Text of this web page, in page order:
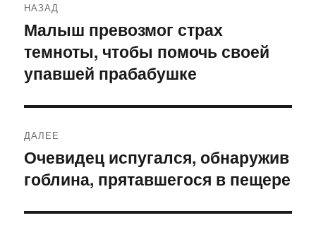
по
записям
НАЗАД
Предыдущая
запись:
Малыш превозмог страх
темноты, чтобы помочь своей
упавшей прабабушке
ДАЛЕЕ
Следующая
запись:
Очевидец испугался, обнаружив
гоблина, прятавшегося в пещере